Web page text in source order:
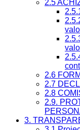
2.5
2.6
2.7
2.8
2.9.
3.